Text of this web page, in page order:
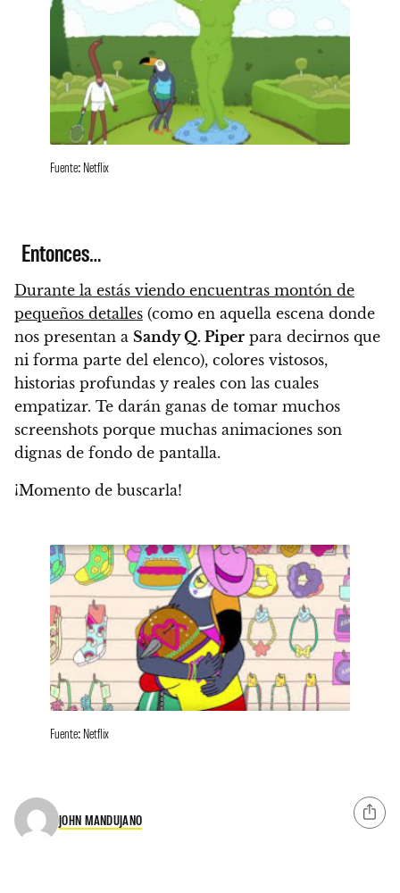
Fuente: Netflix
Entonces…
Durante la estás viendo encuentras montón de
pequeños detalles (como en aquella escena donde
nos presentan a Sandy Q. Piper para decirnos que
ni forma parte del elenco), colores vistosos,
historias profundas y reales con las cuales
empatizar. Te darán ganas de tomar muchos
screenshots porque muchas animaciones son
dignas de fondo de pantalla.
¡Momento de buscarla!
Fuente: Netflix
JOHN MANDUJANO